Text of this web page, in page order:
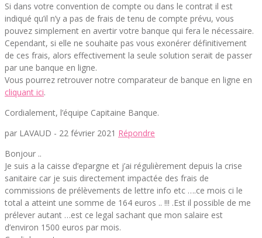
Si dans votre convention de compte ou dans le contrat il est
indiqué qu’il n’y a pas de frais de tenu de compte prévu, vous
pouvez simplement en avertir votre banque qui fera le nécessaire.
Cependant, si elle ne souhaite pas vous exonérer définitivement
de ces frais, alors effectivement la seule solution serait de passer
par une banque en ligne.
Vous pourrez retrouver notre comparateur de banque en ligne en
cliquant ici.
Cordialement, l’équipe Capitaine Banque.
par LAVAUD - 22 février 2021 Répondre
Bonjour ..
Je suis a la caisse d’epargne et j’ai régulièrement depuis la crise
sanitaire car je suis directement impactée des frais de
commissions de prélèvements de lettre info etc ….ce mois ci le
total a atteint une somme de 164 euros .. !!! .Est il possible de me
prélever autant …est ce legal sachant que mon salaire est
d’environ 1500 euros par mois.